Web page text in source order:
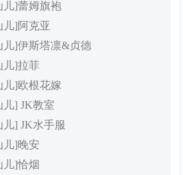
儿]蕾姆旗袍
儿]阿克亚
儿]伊斯塔凛&贞德
儿]拉菲
儿]欧根花嫁
儿] JK教室
儿] JK水手服
儿]晚安
儿]恰烟